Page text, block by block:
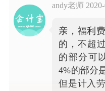
andy老师
亲，福利
的，不超
的部分可
4%的部分
但是计入